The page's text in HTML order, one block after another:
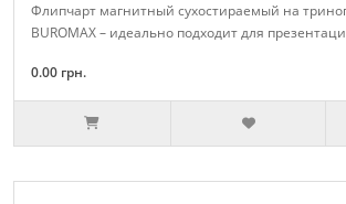
Флипчарт магнитный сухостираемый на
BUROMAX – идеально подходит для
0.00 грн.